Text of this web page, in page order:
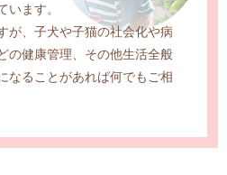
います。
が、子犬や子猫の社会化や病
の健康管理、その他生活全般
なることがあれば何でもご相